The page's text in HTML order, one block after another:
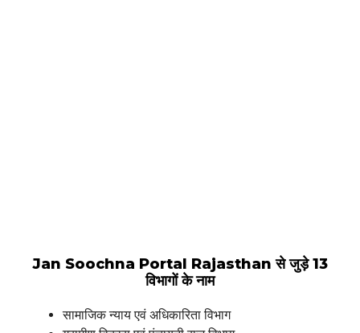
Jan Soochna Portal Rajasthan से जुड़े 13
विभागों के नाम
सामाजिक न्याय एवं अधिकारिता विभाग